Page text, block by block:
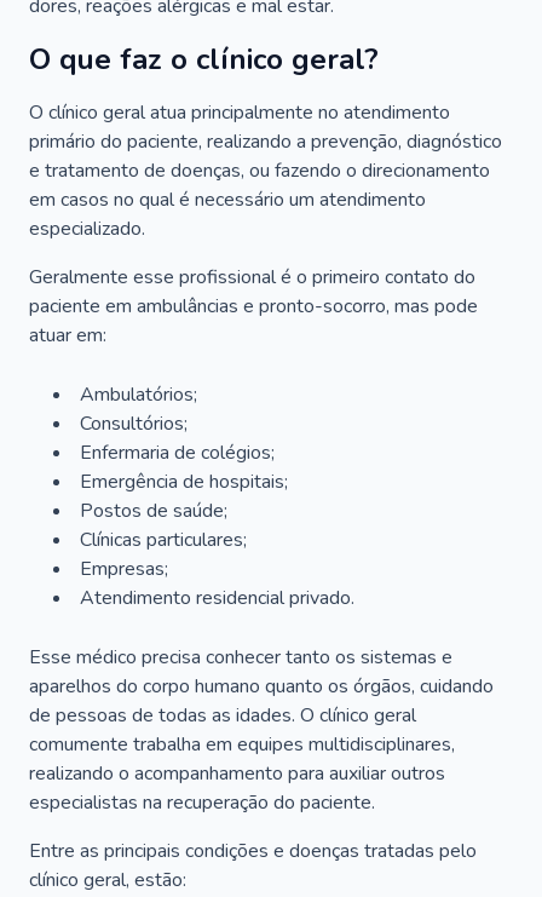
dores, reações alérgicas e mal estar.
O que faz o clínico geral?
O clínico geral atua principalmente no atendimento
primário do paciente, realizando a prevenção, diagnóstico
e tratamento de doenças, ou fazendo o direcionamento
em casos no qual é necessário um atendimento
especializado.
Geralmente esse profissional é o primeiro contato do
paciente em ambulâncias e pronto-socorro, mas pode
atuar em:
Ambulatórios;
Consultórios;
Enfermaria de colégios;
Emergência de hospitais;
Postos de saúde;
Clínicas particulares;
Empresas;
Atendimento residencial privado.
Esse médico precisa conhecer tanto os sistemas e
aparelhos do corpo humano quanto os órgãos, cuidando
de pessoas de todas as idades. O clínico geral
comumente trabalha em equipes multidisciplinares,
realizando o acompanhamento para auxiliar outros
especialistas na recuperação do paciente.
Entre as principais condições e doenças tratadas pelo
clínico geral, estão: